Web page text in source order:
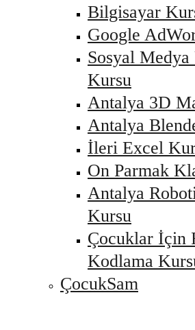
Bilgisayar
Google
Sosyal Medya
Kursu
Antalya 3D
Antalya
İleri Excel
On Parmak
Antalya
Kursu
Çocuklar İçin
Kodlama
ÇocukSam